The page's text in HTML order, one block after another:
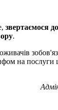
звертаємося
.
на послуги